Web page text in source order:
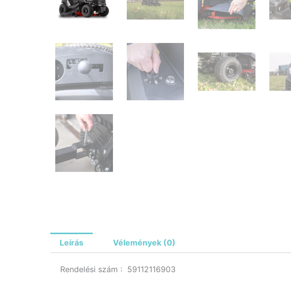
Leírás Vélemények (0)
Rendelési szám : 59112116903